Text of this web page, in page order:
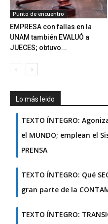
Punto de encuentro
EMPRESA con fallas en la
UNAM también EVALUÓ a
JUECES; obtuvo...
Lo más leido
TEXTO ÍNTEGRO:
el MUNDO; emplean el
PRENSA
TEXTO ÍNTEGRO: Qué
gran parte de la
TEXTO ÍNTEGRO: